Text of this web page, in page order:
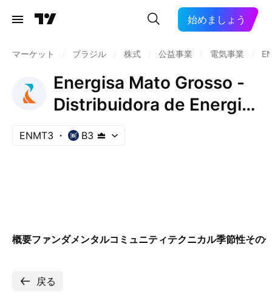
始めましょう
マーケット ブラジル 株式 公益事業 電気事業
Energisa Mato Grosso -
Distribuidora de Energia
Sa
ENMT3 B3
概要ファンダメンタルコミュニティテクニカル季節性その
戻る